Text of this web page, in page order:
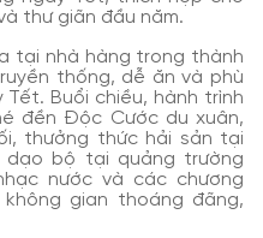
thư giãn đầu năm.
tại nhà hàng trong thành
thống, dễ ăn và phù
Buổi chiều, hành trình
đền Độc Cước du xuân,
thưởng thức hải sản tại
dạo bộ tại quảng trường
nước và các chương
gian thoáng đãng,